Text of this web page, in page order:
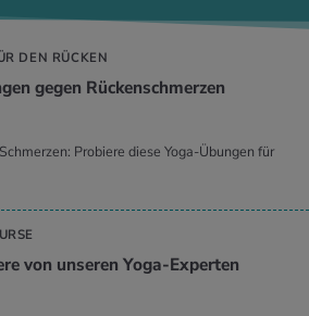
DEN RÜCKEN
gegen Rü­cken­schmer­zen
Probiere diese Yoga-Übungen für
von un­se­ren Yoga-Ex­per­ten